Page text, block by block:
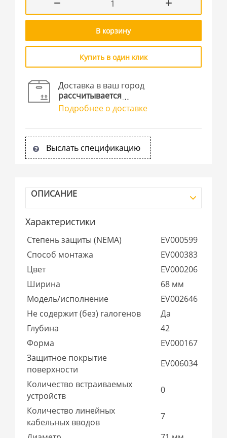
В корзину
Купить в один клик
Доставка в ваш город
рассчитывается
Подробнее о доставке
Выслать спецификацию
ОПИСАНИЕ
Характеристики
Степень защиты (NEMA)
EV000599
Способ монтажа
EV000383
Цвет
EV000206
Ширина
68 мм
Модель/исполнение
EV002646
Не содержит (без) галогенов
Да
Глубина
42
Форма
EV000167
Защитное покрытие
поверхности
EV006034
Количество встраиваемых
устройств
0
Количество линейных
кабельных вводов
7